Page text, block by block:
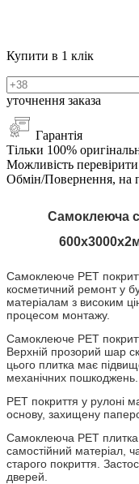
Купити в 1 клік
уточнення заказа
Гарантія
Тільки 100%
Можливість
Обмін/Повернення, на
Самоклеюча
Самоклеюче PET
косметичний ремонт у
матеріалам з високим
процесом монтажу.
Самоклеюче PET
Верхній прозорий шар
цього плитка має
механічних пошкоджень.
PET покриття у рулоні
основу, захищену
Самоклеюча PET плитка
самостійний матеріал,
старого покриття.
дверей.